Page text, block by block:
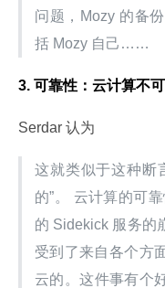
问题，Mozy 的备
括 Mozy 自己……
3. 可靠性：云计算不
Serdar 认为
这就类似于这种断
的”。 云计算的可
的 Sidekick 服务的
受到了来自各个方
云的。这件事有个